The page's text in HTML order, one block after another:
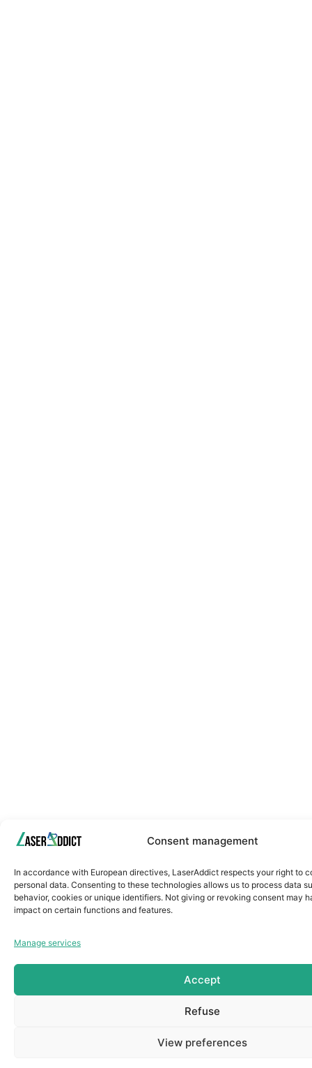
Consent management
In accordance with European directives, LaserAddict respects your right to
personal data. Consenting to these technologies allows us to process data
behavior, cookies or unique identifiers. Not giving or revoking consent may
impact on certain functions and features.
Manage services
Accept
Refuse
View preferences